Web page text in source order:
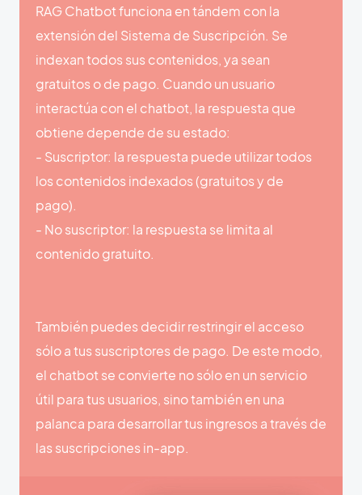
RAG Chatbot funciona en tándem con la
extensión del Sistema de Suscripción. Se
indexan todos sus contenidos, ya sean
gratuitos o de pago. Cuando un usuario
interactúa con el chatbot, la respuesta que
obtiene depende de su estado:
- Suscriptor: la respuesta puede utilizar todos
los contenidos indexados (gratuitos y de
pago).
- No suscriptor: la respuesta se limita al
contenido gratuito.
También puedes decidir restringir el acceso
sólo a tus suscriptores de pago. De este modo,
el chatbot se convierte no sólo en un servicio
útil para tus usuarios, sino también en una
palanca para desarrollar tus ingresos a través de
las suscripciones in-app.